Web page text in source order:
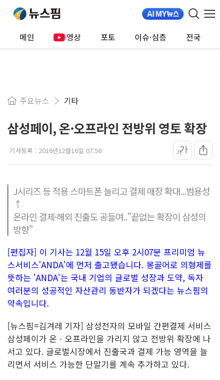
메인 영상 포토 이슈·심층 전국
주요뉴스 기타
삼성페이, 온·오프라인 전방위 영토 확장
기사등록 : 2016년12월16일 07:56 가가
J시리즈 등 적용 스마트폰 늘리고 결제 매장 확대...범용성
↑
온라인 결제·해외 진출도 공들여.."끝없는 확장이 삼성의
방향"
[편집자] 이 기사는 12월 15일 오후 2시07분 프리미엄 뉴
스서비스'ANDA'에 먼저 출고됐습니다. 몽골어로 의형제를
뜻하는 'ANDA'는 국내 기업의 글로벌 성장과 도약, 독자
여러분의 성공적인 자산관리 동반자가 되겠다는 뉴스핌의
약속입니다.
[뉴스핌=김겨레 기자] 삼성전자의 모바일 간편결제 서비스
삼성페이가 온ㆍ오프라인을 가리지 않고 전방위 확장에 나
서고 있다. 글로벌시장에서 진출국과 결제 가능 영역을 늘
리면서 서비스 가능한 단말기를 계속 추가하고 있다.